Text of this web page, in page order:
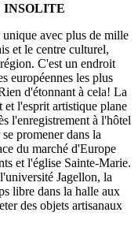
INSOLITE
avec plus de mille
et le centre culturel,
C'est un endroit
européennes les plus
d'étonnant à cela! La
l'esprit artistique plane
l'enregistrement à l'hôtel
promener dans la
du marché d'Europe
et l'église Sainte-Marie.
Jagellon, la
libre dans la halle aux
des objets artisanaux